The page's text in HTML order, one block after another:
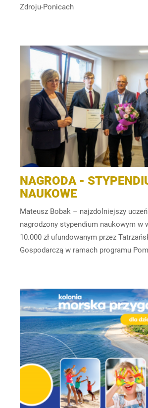
Zdroju-Ponicach
NAGRODA -
NAUKOWE
Mateusz Bobak – najzdolniejszy
nagrodzony stypendium naukowym w
10.000 zł ufundowanym przez
Gospodarczą w ramach programu